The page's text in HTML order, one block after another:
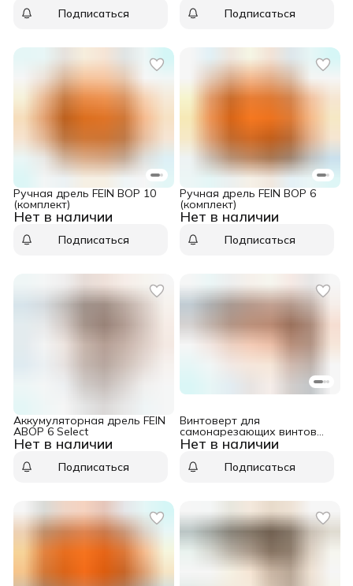
Подписаться Подписаться
Нет в наличии
Ручная дрель FEIN BOP 10
(комплект)
Подписаться
Нет в наличии
Ручная дрель FEIN BOP 6
(комплект)
Подписаться
Нет в наличии
Аккумуляторная дрель FEIN
ABOP 6 Select
Подписаться
Нет в наличии
Винтоверт для
самонарезающих винтов
FEIN SCS 4.8-25
Подписаться